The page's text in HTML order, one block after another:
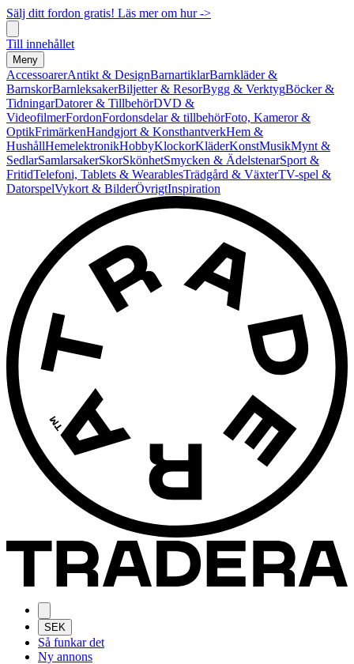
Sälj ditt fordon gratis! Läs mer om hur ->
Till innehållet
Meny
AccessoarerAntikt & DesignBarnartiklarBarnkläder &
BarnskorBarnleksakerBiljetter & ResorBygg & VerktygBöcker &
TidningarDatorer & TillbehörDVD &
VideofilmerFordonFordonsdelar & tillbehörFoto, Kameror &
OptikFrimärkenHandgjort & KonsthantverkHem &
HushållHemelektronikHobbyKlockorKläderKonstMusikMynt &
SedlarSamlarsakerSkorSkönhetSmycken & ÄdelstenarSport &
FritidTelefoni, Tablets & WearablesTrädgård & VäxterTV-spel &
DatorspelVykort & BilderÖvrigtInspiration
SEK
Så funkar det
Ny annons